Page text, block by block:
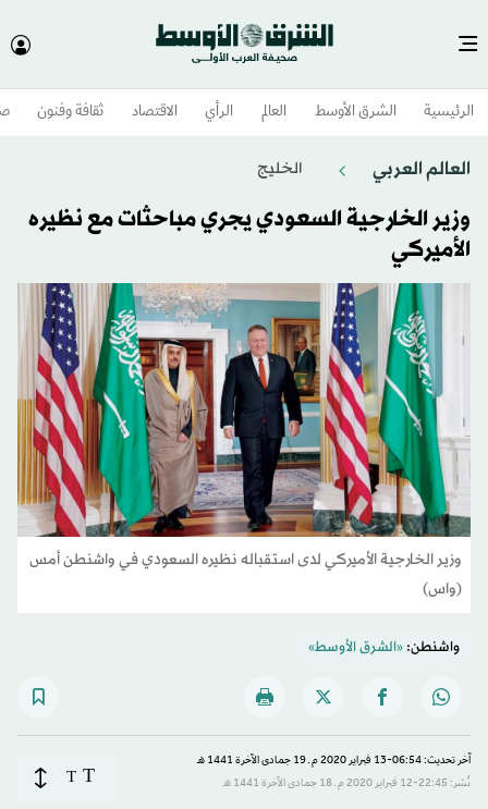
الرئيسية الشرق الأوسط​ العالم الرأي الاقتصاد ثقافة وفنون
العالم العربي الخليج
وزير الخارجية السعودي يجري مباحثات مع نظيره
الأميركي
وزير الخارجية الأميركي لدى استقباله نظيره السعودي في واشنطن أمس
(واس)
واشنطن:«الشرق الأوسط»
آخر تحديث: 06:54-13 فبراير 2020 م ـ 19 جمادى الآخرة 1441 هـ
نُشر: 22:45-12 فبراير 2020 م ـ 18 جمادى الآخرة 1441 هـ
T
T